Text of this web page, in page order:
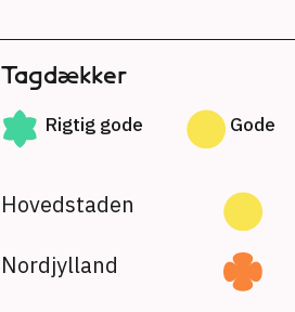
Tagdækker
Rigtig gode Gode
Hovedstaden
Nordjylland